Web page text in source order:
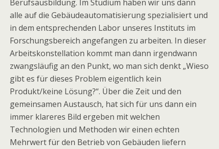
Berufsausbildung. Im Studium haben wir uns dann
alle auf die Gebäudeautomatisierung spezialisiert und
in dem entsprechenden Labor unseres Instituts im
Forschungsbereich angefangen zu arbeiten. In dieser
Arbeitskonstellation kommt man dann irgendwann
zwangsläufig an den Punkt, wo man sich denkt „Wieso
gibt es für dieses Problem eigentlich kein
Produkt/keine Lösung?“. Über die Zeit und den
gemeinsamen Austausch, hat sich für uns dann ein
immer klareres Bild ergeben mit welchen
Technologien und Methoden wir einen echten
Mehrwert für den Betrieb von Gebäuden liefern